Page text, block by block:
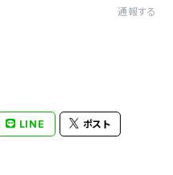
通報する
LINE ポスト